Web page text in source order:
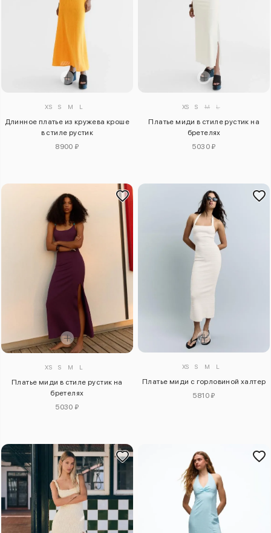
XS S M L
Длинное платье из кружева кроше
в стиле рустик
8900 ₽
XS S M L
Платье миди в стиле рустик на
бретелях
5030 ₽
XS S M L
Платье миди в стиле рустик на
бретелях
5030 ₽
XS S M L
Платье миди с горловиной халтер
5810 ₽